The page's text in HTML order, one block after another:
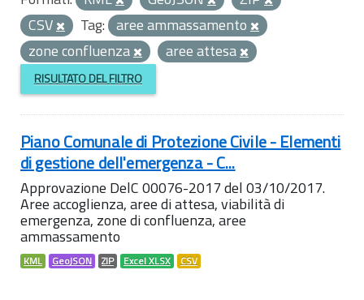
CSV
Tag: aree ammassamento
zone confluenza
aree attesa
RISULTATO DEL FILTRO
Piano Comunale di Protezione Civile - Elementi
di gestione dell'emergenza - C...
Approvazione DelC 00076-2017 del 03/10/2017.
Aree accoglienza, aree di attesa, viabilità di
emergenza, zone di confluenza, aree
ammassamento
KML GeoJSON ZIP Excel XLSX CSV